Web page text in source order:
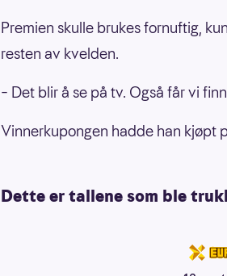
Premien skulle brukes fornuftig,
resten av kvelden.
– Det blir å se på tv. Også får vi
Vinnerkupongen hadde han kjøpt
Dette er tallene som ble